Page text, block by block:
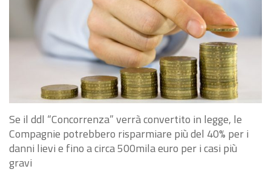
Se il ddl “Concorrenza” verrà convertito in legge, le
Compagnie potrebbero risparmiare più del 40% per i
danni lievi e fino a circa 500mila euro per i casi più
gravi